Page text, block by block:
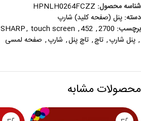
شناسه محصول: HPNLH0264FCZZ
دسته: پنل (صفحه کليد) شارپ
برچسب: 2700
,
452
,
SHARP, touch screen
, پنل شارپ, تاچ, تاچ پنل, شارپ, صفحه لمسی
محصولات مشابه